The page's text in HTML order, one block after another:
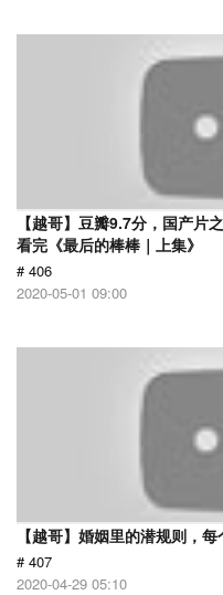
【越哥】豆瓣9.7分，国产片
看完《最后的棒棒｜上集》
# 406
2020-05-01 09:00
【越哥】婚姻里的潜规则，
# 407
2020-04-29 05:10